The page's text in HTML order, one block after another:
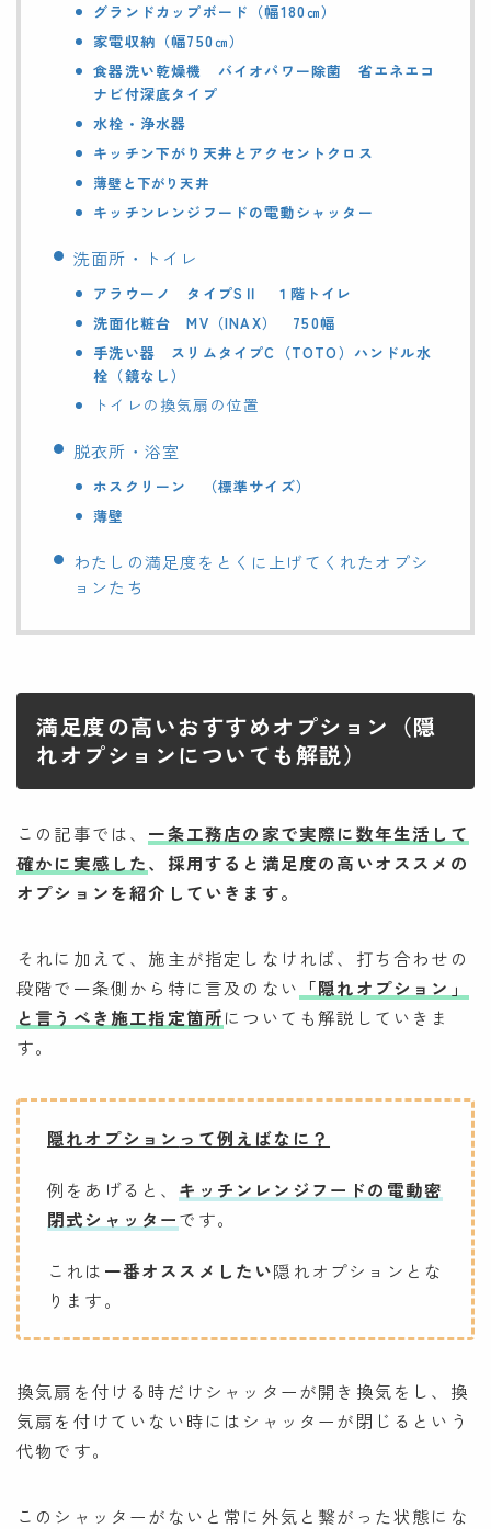
グランドカップボード（幅180㎝）
家電収納（幅750㎝）
食器洗い乾燥機 バイオパワー除菌 省エネエコ
ナビ付深底タイプ
水栓・浄水器
キッチン下がり天井とアクセントクロス
薄壁と下がり天井
キッチンレンジフードの電動シャッター
洗面所・トイレ
アラウーノ タイプSⅡ １階トイレ
洗面化粧台 MV（INAX） 750幅
手洗い器 スリムタイプC（TOTO） ハンドル水
栓（鏡なし）
トイレの換気扇の位置
脱衣所・浴室
ホスクリーン （標準サイズ）
薄壁
わたしの満足度をとくに上げてくれたオプシ
ョンたち
満足度の高いおすすめオプション（隠
れオプションについても解説）
この記事では、 一条工務店の家で実際に数年生活して
確かに実感した、採用すると満足度の高いオススメの
オプションを紹介していきます。
それに加えて、施主が指定しなければ、打ち合わせの
段階で一条側から特に言及のない 「隠れオプション」
と言うべき施工指定箇所についても解説していきま
す。
隠れオプション って例えばなに？
例をあげると、 キッチンレンジフードの電動密
閉式シャッターです。
これは 一番オススメしたい隠れオプションとな
ります。
換気扇を付ける時だけシャッターが開き換気をし、換
気扇を付けていない時にはシャッターが閉じるという
代物です。
このシャッターがないと常に外気と繋がった状態にな